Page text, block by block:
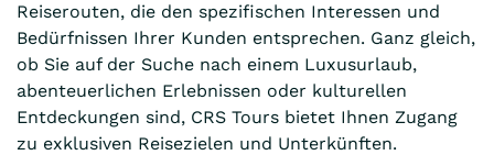
Reiserouten, die den spezifischen Interessen und
Bedürfnissen Ihrer Kunden entsprechen. Ganz gleich,
ob Sie auf der Suche nach einem Luxusurlaub,
abenteuerlichen Erlebnissen oder kulturellen
Entdeckungen sind, CRS Tours bietet Ihnen Zugang
zu exklusiven Reisezielen und Unterkünften.